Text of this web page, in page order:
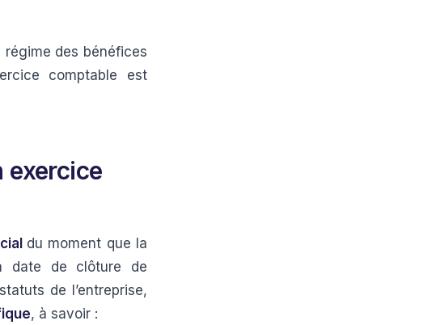
régime des bénéfices
comptable est
exercice
du moment que la
date de clôture de
de l’entreprise,
, à savoir :